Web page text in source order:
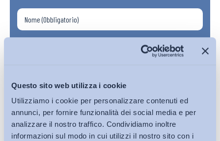
Questo sito web utilizza i cookie
Utilizziamo i cookie per personalizzare contenuti ed
annunci, per fornire funzionalità dei social media e per
analizzare il nostro traffico. Condividiamo inoltre
informazioni sul modo in cui utilizzi il nostro sito con i